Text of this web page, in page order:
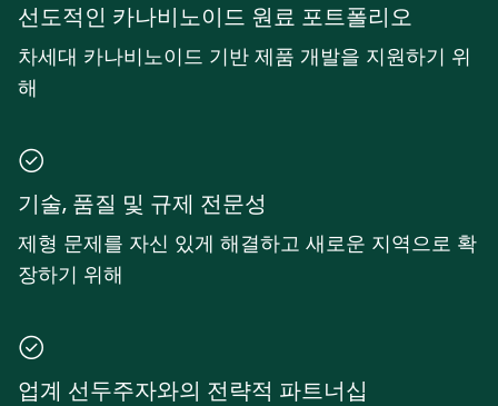
선도적인 카나비노이드 원료 포트폴리오
차세대 카나비노이드 기반 제품 개발을 지원하기 위
해
기술, 품질 및 규제 전문성
제형 문제를 자신 있게 해결하고 새로운 지역으로 확
장하기 위해
업계 선두주자와의 전략적 파트너십